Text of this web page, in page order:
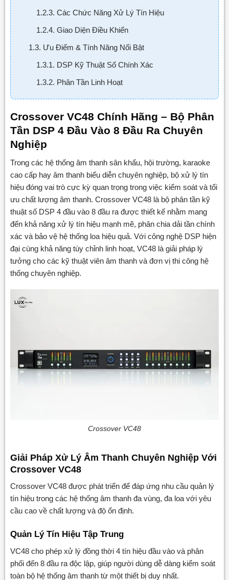
1.2.3. Các Chức Năng Xử Lý Tín Hiệu
1.2.4. Giao Diện Điều Khiển
1.3. Ưu Điểm & Tính Năng Nổi Bật
1.3.1. DSP Kỹ Thuật Số Chính Xác
1.3.2. Phân Tần Linh Hoạt
1.3.3. Delay Căn Chỉnh Thời Gian
1.3.4. Limiter Bảo Vệ Hệ Thống
1.3.5. Hoạt Động Ổn Định Và Bền Bỉ
1.4. Ứng Dụng Thực Tế Và Hướng Dẫn Sử Dụng
1.4.1. Hệ Thống Âm Thanh Hội Trường
1.4.2. Âm Thanh Sân Khấu Biểu Diễn
1.4.3. Karaoke Kinh Doanh Cao Cấp
1.4.4. Trung Tâm Hội Nghị Và Nhà Thờ
1.4.5. Hướng Dẫn Sử Dụng
1.5. Mua Crossover VC48 Chính Hãng Tại
LUXAUDIO
Crossover VC48 Chính Hãng – Bộ Phân
Tần DSP 4 Đầu Vào 8 Đầu Ra Chuyên
Nghiệp
Trong các hệ thống âm thanh sân khấu, hội trường, karaoke
cao cấp hay âm thanh biểu diễn chuyên nghiệp, bộ xử lý tín
hiệu đóng vai trò cực kỳ quan trọng trong việc kiểm soát và tối
ưu chất lượng âm thanh. Crossover VC48 là bộ phân tần kỹ
thuật số DSP 4 đầu vào 8 đầu ra được thiết kế nhằm mang
đến khả năng xử lý tín hiệu mạnh mẽ, phân chia dải tần chính
xác và bảo vệ hệ thống loa hiệu quả. Với công nghệ DSP hiện
đại cùng khả năng tùy chỉnh linh hoạt, VC48 là giải pháp lý
tưởng cho các kỹ thuật viên âm thanh và đơn vị thi công hệ
thống chuyên nghiệp.
Crossover VC48
Giải Pháp Xử Lý Âm Thanh Chuyên Nghiệp Với
Crossover VC48
Crossover VC48 được phát triển để đáp ứng nhu cầu quản lý
tín hiệu trong các hệ thống âm thanh đa vùng, đa loa với yêu
cầu cao về chất lượng và độ ổn định.
Quản Lý Tín Hiệu Tập Trung
VC48 cho phép xử lý đồng thời 4 tín hiệu đầu vào và phân
phối đến 8 đầu ra độc lập, giúp người dùng dễ dàng kiểm soát
toàn bộ hệ thống âm thanh từ một thiết bị duy nhất.